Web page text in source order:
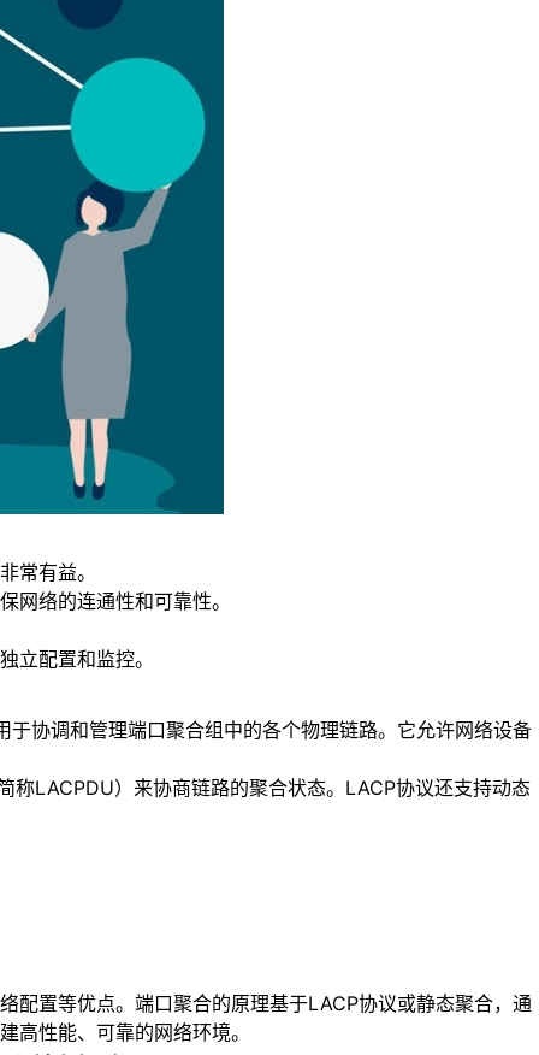
常有益。
网络的连通性和可靠性。
立配置和监控。
协调和管理端口聚合组中的各个物理链路。它允许网络设备
LACPDU）来协商链路的聚合状态。LACP协议还支持动态
配置等优点。端口聚合的原理基于LACP协议或静态聚合，通
性能、可靠的网络环境。